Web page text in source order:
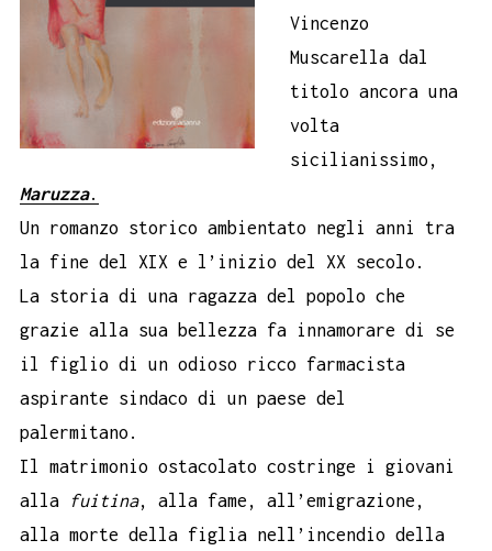
Vincenzo
Muscarella dal
titolo ancora una
volta
sicilianissimo,
Maruzza.
Un romanzo storico ambientato negli anni tra
la fine del XIX e l’inizio del XX secolo.
La storia di una ragazza del popolo che
grazie alla sua bellezza fa innamorare di se
il figlio di un odioso ricco farmacista
aspirante sindaco di un paese del
palermitano.
Il matrimonio ostacolato costringe i giovani
alla
fuitina, alla fame, all’emigrazione,
alla morte della figlia nell’incendio della